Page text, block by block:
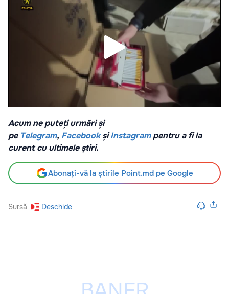
Acum ne puteți urmări și
pe Telegram, FacebookșiInstagrampentru a fi la
curent cu ultimele știri.
Abonați-vă la știrile Point.md pe Google
Sursă Deschide